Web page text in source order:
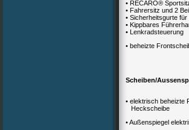
• RECARO®
• Fahrersitz und 2
• Sicherheitsgurte
• Kippbares
• Lenkradsteuerung
• beheizte
Scheiben/
• elektrisch beheizte
Heckscheibe
• Außenspiegel